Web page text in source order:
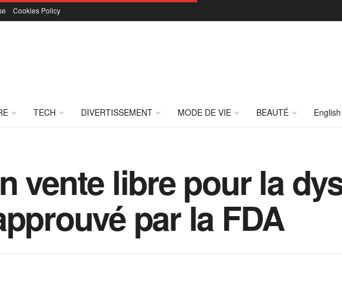
Cookies Policy
TECH DIVERTISSEMENT MODE DE VIE BEAUTÉ
vente libre pour la
par la FDA